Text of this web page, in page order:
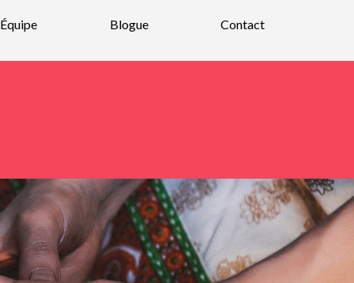
Équipe Blogue Contact